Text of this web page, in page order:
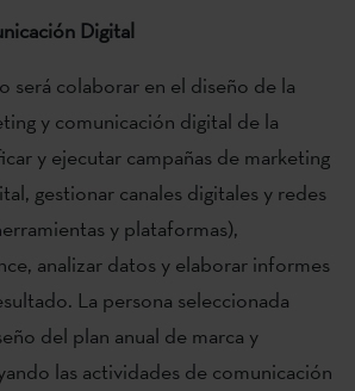
Digital
será colaborar en el diseño de la
y comunicación digital de la
y ejecutar campañas de marketing
gestionar canales digitales y redes
y plataformas),
analizar datos y elaborar informes
La persona seleccionada
del plan anual de marca y
las actividades de comunicación